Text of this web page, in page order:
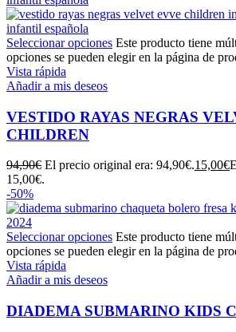
Seleccionar opciones Este producto tiene
opciones se pueden elegir en la página de
Vista rápida
Añadir a mis deseos
VESTIDO RAYAS NEGRAS
CHILDREN
94,90€ El precio original era: 94,90€.15,00€
15,00€.
-50%
Seleccionar opciones Este producto tiene
opciones se pueden elegir en la página de
Vista rápida
Añadir a mis deseos
DIADEMA SUBMARINO KIDS